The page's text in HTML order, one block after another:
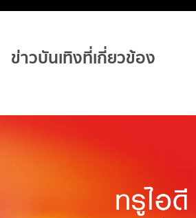
ข่าวบันเทิงที่เกี่ยวข้อง